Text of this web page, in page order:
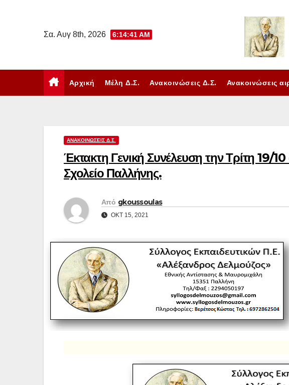
Σα. Αυγ 8th, 2026 6:14:41 AM
Αρχική Μέλη Δ.Σ. Ανακοινώσεις Δ.Σ. Ανακοινώσεις
ΑΝΑΚΟΙΝΏΣΕΙΣ Δ.Σ.
Έκτακτη Γενική Συνέλευση την Τρίτη 19/
Σχολείο Παλλήνης.
Από gkoussoulas
ΟΚΤ 15, 2021